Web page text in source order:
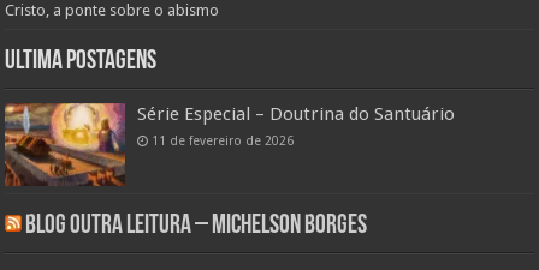
Cristo, a ponte sobre o abismo
Ultima Postagens
Série Especial – Doutrina do Santuário
11 de fevereiro de 2026
Blog Outra Leitura – Michelson Borges